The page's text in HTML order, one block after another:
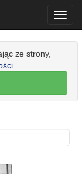
ze strony,